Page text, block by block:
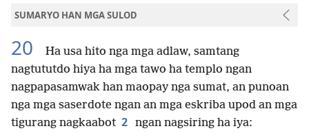
SUMARYO HAN MGA SULOD
20
Ha usa hito nga mga adlaw, samtang
nagtututdo hiya ha mga tawo ha templo ngan
nagpapasamwak han maopay nga sumat, an punoan
nga mga saserdote ngan an mga eskriba upod an mga
tigurang nagkaabot 2 ngan nagsiring ha iya: